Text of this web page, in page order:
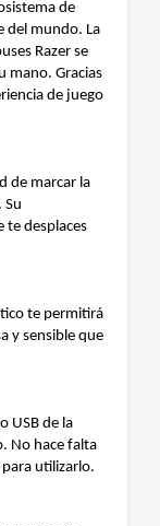
de
del mundo. La
Razer se
mano. Gracias
de juego
de marcar la
Su
te desplaces
te permitirá
y sensible que
USB de la
No hace falta
utilizarlo.